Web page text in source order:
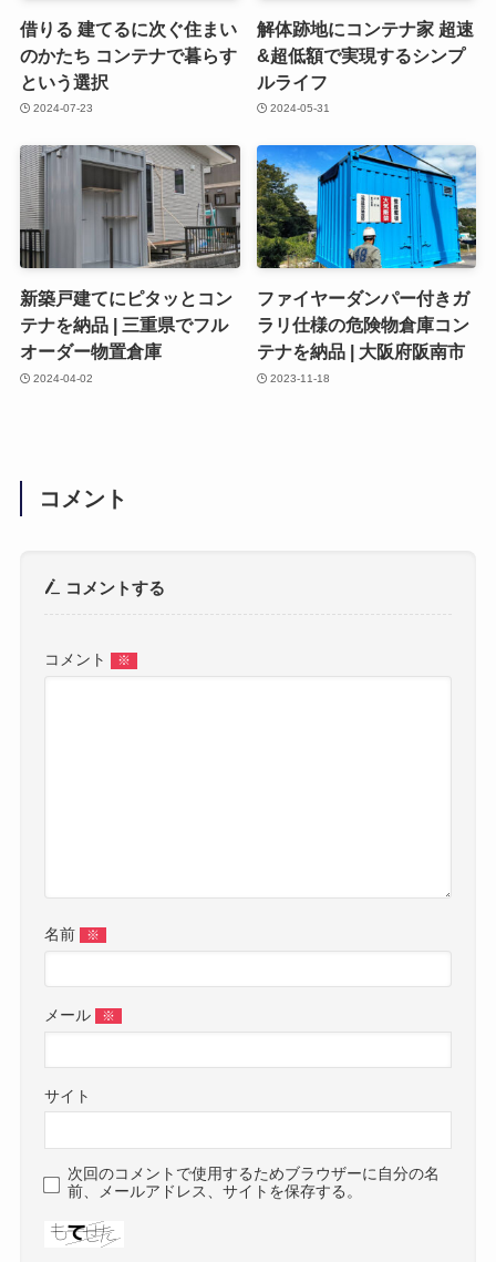
借りる 建てるに次ぐ住まい
のかたち コンテナで暮らす
という選択
2024-07-23
解体跡地にコンテナ家 超速
&超低額で実現するシンプ
ルライフ
2024-05-31
新築戸建てにピタッとコン
テナを納品 | 三重県でフル
オーダー物置倉庫
2024-04-02
ファイヤーダンパー付きガ
ラリ仕様の危険物倉庫コン
テナを納品 | 大阪府阪南市
2023-11-18
コメント
コメントする
コメント ※
名前 ※
メール ※
サイト
次回のコメントで使用するためブラウザーに自分の名
前、メールアドレス、サイトを保存する。